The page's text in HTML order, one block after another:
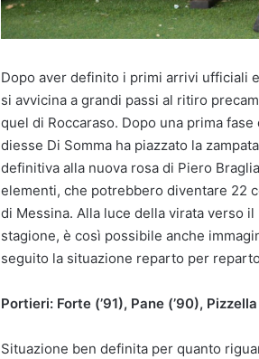
Dopo aver definito i primi arrivi ufficiali
si avvicina a grandi passi al ritiro
quel di Roccaraso. Dopo una prima
diesse Di Somma ha piazzato la
definitiva alla nuova rosa di Piero
elementi, che potrebbero diventare 22
di Messina. Alla luce della virata verso
stagione, è così possibile anche
seguito la situazione reparto per
Portieri: Forte (’91), Pane (’90), Pizzella
Situazione ben definita per quanto